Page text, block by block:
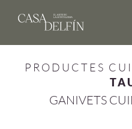
PRODUCTES
GANIVETS